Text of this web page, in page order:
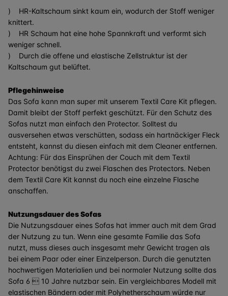
) HR-Kaltschaum sinkt kaum ein, wodurch der Stoff weniger
knittert.
) HR Schaum hat eine hohe Spannkraft und verformt sich
weniger schnell.
) Durch die offene und elastische Zellstruktur ist der
Kaltschaum gut belüftet.
Pflegehinweise
Das Sofa kann man super mit unserem Textil Care Kit pflegen.
Damit bleibt der Stoff perfekt geschützt. Für den Schutz des
Sofas nutzt man einfach den Protector. Solltest du
ausversehen etwas verschütten, sodass ein hartnäckiger Fleck
entsteht, kannst du diesen einfach mit dem Cleaner entfernen.
Achtung: Für das Einsprühen der Couch mit dem Textil
Protector benötigst du zwei Flaschen des Protectors. Neben
dem Textil Care Kit kannst du noch eine einzelne Flasche
anschaffen.
Nutzungsdauer des Sofas
Die Nutzungsdauer eines Sofas hat immer auch mit dem Grad
der Nutzung zu tun. Wenn eine gesamte Familie das Sofa
nutzt, muss dieses auch insgesamt mehr Gewicht tragen als
bei einem Paar oder einer Einzelperson. Durch die genutzten
hochwertigen Materialien und bei normaler Nutzung sollte das
Sofa 6  10 Jahre nutzbar sein. Ein vergleichbares Modell mit
elastischen Bändern oder mit Polyhetherschaum würde nur